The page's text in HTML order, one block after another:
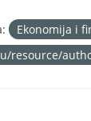
Ekonomija i
resource/